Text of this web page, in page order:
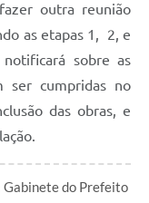
outra reunião
as etapas 1, 2, e
sobre as
ser cumpridas no
das obras, e
Gabinete do Prefeito